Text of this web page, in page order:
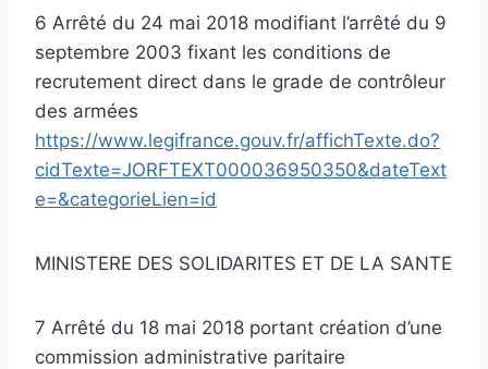
6 Arrêté du 24 mai 2018 modifiant l’arrêté du 9
septembre 2003 fixant les conditions de
recrutement direct dans le grade de contrôleur
des armées
https://www.legifrance.gouv.fr/affichTexte.do?
cidTexte=JORFTEXT000036950350&dateText
e=&categorieLien=id
MINISTERE DES SOLIDARITES ET DE LA SANTE
7 Arrêté du 18 mai 2018 portant création d’une
commission administrative paritaire